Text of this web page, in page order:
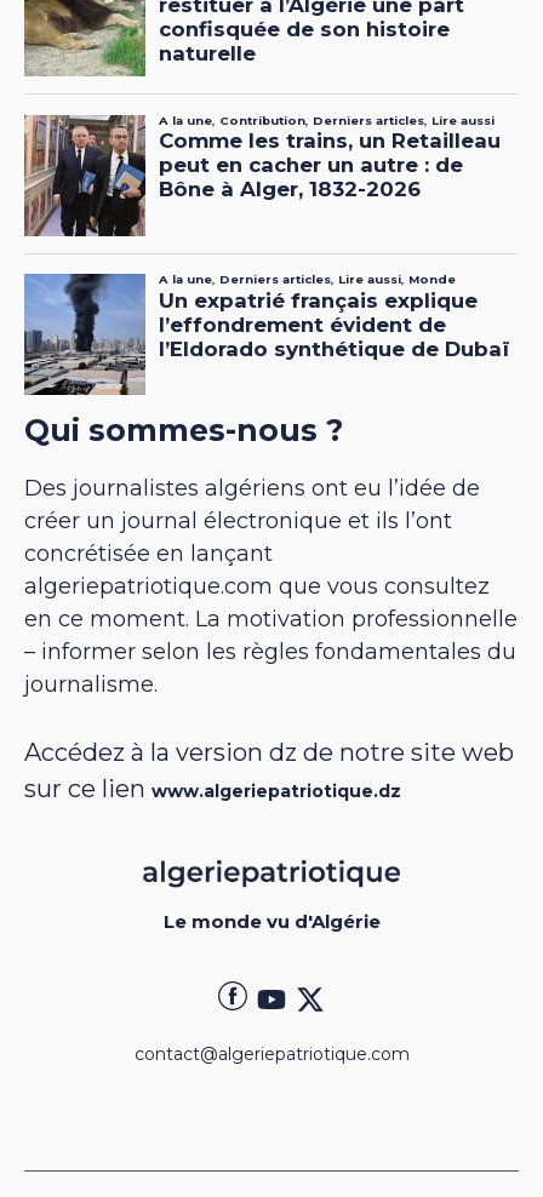
Qui sommes-nous ?
Des journalistes algériens ont eu l’idée de
créer un journal électronique et ils l’ont
concrétisée en lançant
algeriepatriotique.com que vous consultez
en ce moment. La motivation professionnelle
– informer selon les règles fondamentales du
journalisme.
Accédez à la version dz de notre site web
sur ce lien www.algeriepatriotique.dz
Le monde vu d'Algérie
contact@algeriepatriotique.com